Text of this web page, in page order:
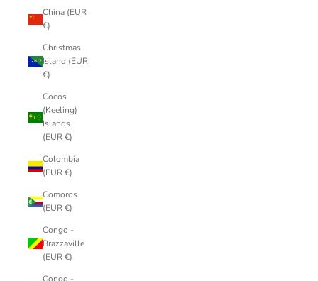
China (EUR
€)
Christmas
Island (EUR
€)
Cocos
(Keeling)
Islands
(EUR €)
Colombia
(EUR €)
Comoros
(EUR €)
Congo -
Brazzaville
(EUR €)